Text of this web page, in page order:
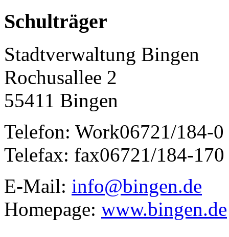
Schulträger
Stadtverwaltung Bingen
Rochusallee 2
55411 Bingen
Telefon: Work06721/184-0
Telefax: fax06721/184-170
E-Mail: info@bingen.de
Homepage: www.bingen.de